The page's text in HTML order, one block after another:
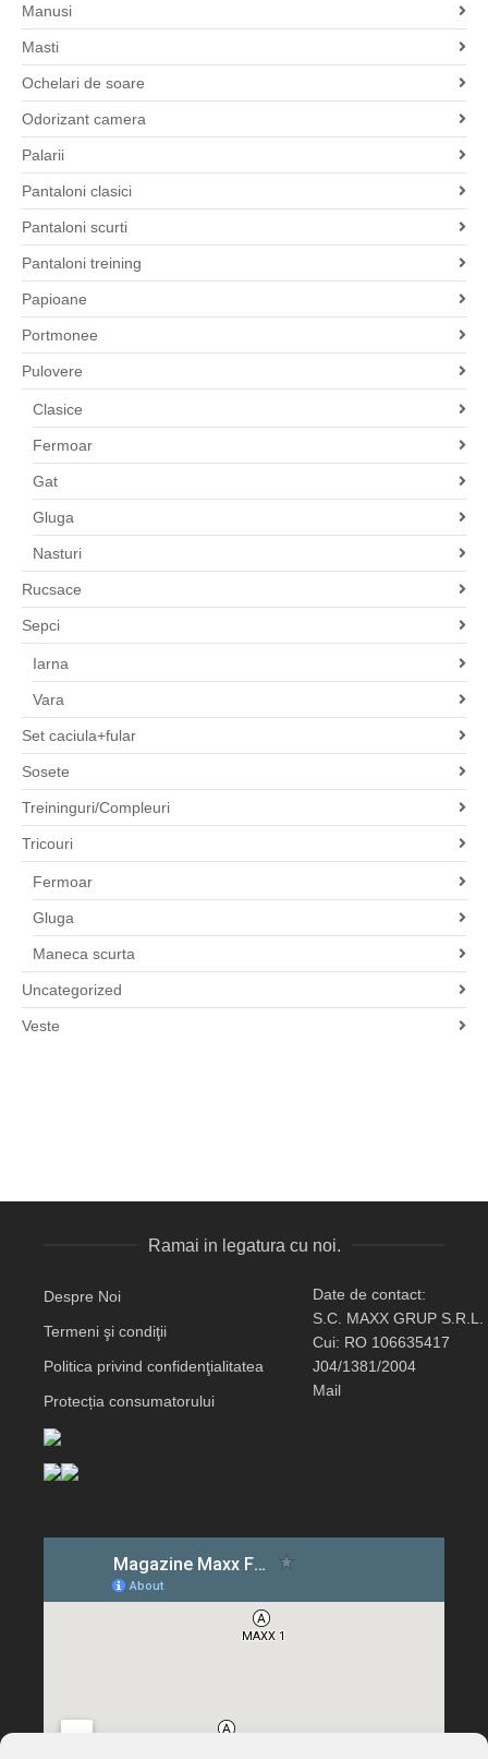
Manusi
Masti
Ochelari de soare
Odorizant camera
Palarii
Pantaloni clasici
Pantaloni scurti
Pantaloni treining
Papioane
Portmonee
Pulovere
Clasice
Fermoar
Gat
Gluga
Nasturi
Rucsace
Sepci
Iarna
Vara
Set caciula+fular
Sosete
Treininguri/Compleuri
Tricouri
Fermoar
Gluga
Maneca scurta
Uncategorized
Veste
Ramai in legatura cu noi.
Despre Noi
Termeni şi condiţii
Politica privind confidenţialitatea
Protecția consumatorului
Date de contact:
S.C. MAXX GRUP S.R.L.
Cui: RO 106635417
J04/1381/2004
Mail